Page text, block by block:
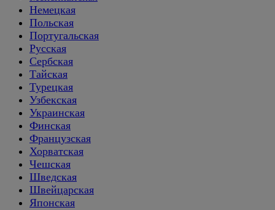
Немецкая
Польская
Португальская
Русская
Сербская
Тайская
Турецкая
Узбекская
Украинская
Финская
Французская
Хорватская
Чешская
Шведская
Швейцарская
Японская